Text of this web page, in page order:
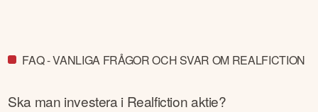
FAQ - VANLIGA FRÅGOR OCH SVAR OM REALFICTION
Ska man investera i Realfictionaktie?